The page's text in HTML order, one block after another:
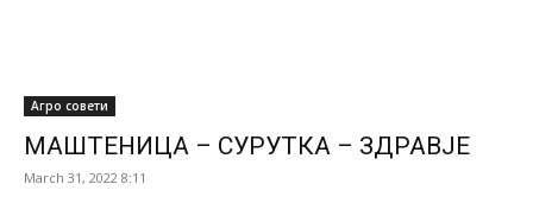
Агро совети
МАШТЕНИЦА – СУРУТКА – ЗДРАВЈЕ
March 31, 2022 8:11